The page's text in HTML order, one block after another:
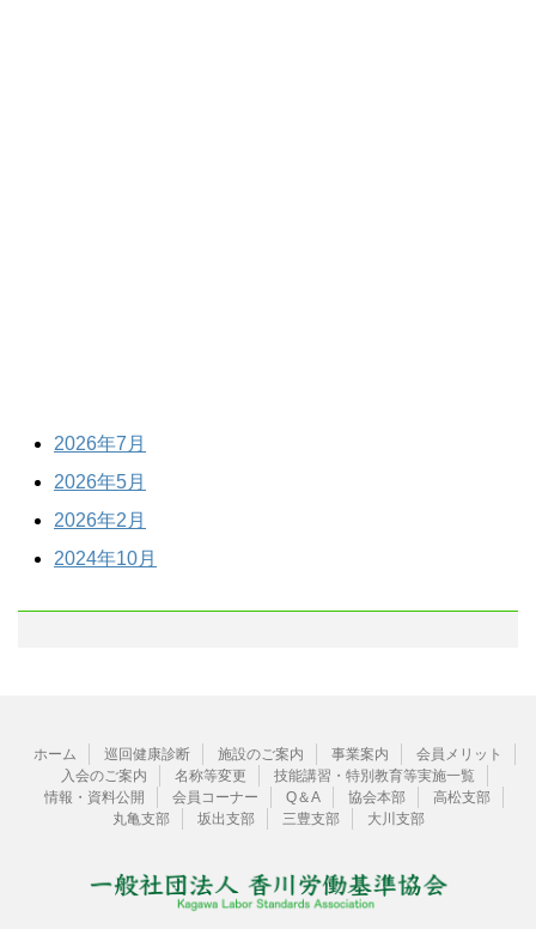
2026年7月
2026年5月
2026年2月
2024年10月
ホーム 巡回健康診断 施設のご案内 事業案内
会員メリット
入会のご案内
名称等変更
技能講習・特別教育等実施一覧
情報・資料公開
会員コーナー Q＆A 協会本部
高松支部
丸亀支部
坂出支部 三豊支部 大川支部